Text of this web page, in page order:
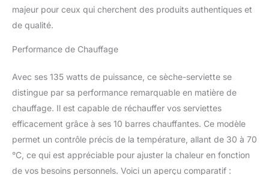
pendant 3 secondes
durable avec une finition
brossée et facile à
nettoyer. Notre équipe de
professionnels recherche
recherche également une
apparence esthétique
supérieure, une
majeur pour ceux qui cherchent des produits authentiques et
de qualité.
Performance de Chauffage
Avec ses 135 watts de puissance, ce sèche-serviette se
distingue par sa performance remarquable en matière de
chauffage. Il est capable de réchauffer vos serviettes
efficacement grâce à ses 10 barres chauffantes. Ce modèle
permet un contrôle précis de la température, allant de 30 à 70
°C, ce qui est appréciable pour ajuster la chaleur en fonction
de vos besoins personnels. Voici un aperçu comparatif :